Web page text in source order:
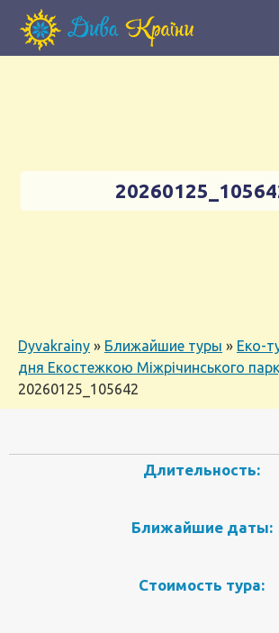
Dyvakrainy » Ближайшие туры » Еко-
дня Екостежкою Міжрічинського
20260125_105642
Длительность:
Ближайшие даты:
Стоимость тура: